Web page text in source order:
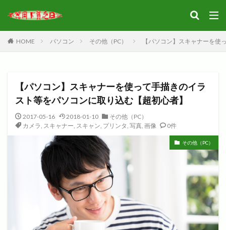
HOME パソコン その他（PC） 【パソコン】スキャナーを
【パソコン】スキャナーを使って手描きのイラ
スト等をパソコンに取り込む【超初心者】
2017-05-16 2018-01-10
その他（PC）
カメラ, スキャナー, スキャン, プリンタ, 写真, 画像 0件
その他（PC）